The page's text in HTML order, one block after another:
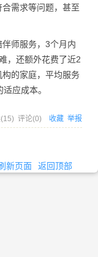
需求等问题，甚至
师服务，3个月内
，还额外花费了近2
的家庭，平均服务
应成本。
15) 评论(0) 收藏 举报
新页面 返回顶部